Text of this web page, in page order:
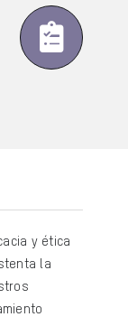
y ética
la